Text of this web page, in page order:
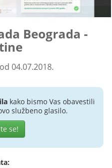
Beograda -
04.07.2018.
kako bismo Vas obavestili
službeno glasilo.
se!